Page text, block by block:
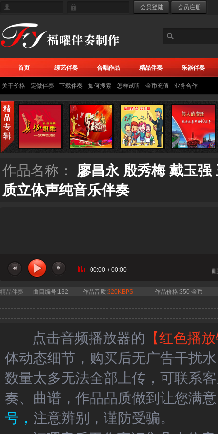
首页 综艺伴奏 合唱作品 精品伴奏 乐器伴奏
关于价格 定做伴奏 下载伴奏 如何搜索 怎样试听 金币充值 业务合作
作品名称： 廖昌永 殷秀梅 戴玉
质立体声纯音乐伴奏
当前曲目：廖昌永 殷秀梅 戴
00:00 / 00:00
精品伴奏 曲目编号:132 作品音质:320KBPS 作品价格:350 金币
点击音频播放器的 【红色播
体动态细节，购买后无广告干扰
数量太多无法全部上传，可联系
奏、曲谱，作品品质做到让您满
号， 注意辨别，谨防受骗。